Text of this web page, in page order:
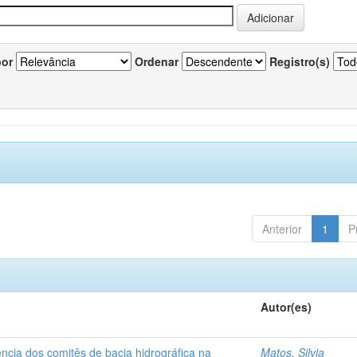
Ordenar Registro(s)
Anterior 1
Autor(es)
dos comitês de bacia hidrográfica na Matos, Silvia